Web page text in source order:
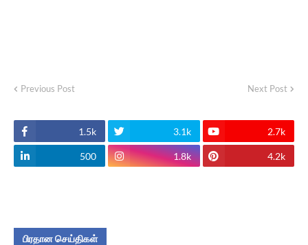
Previous Post Next Post
1.5k 3.1k 2.7k
500 1.8k 4.2k
பிரதான செய்திகள்